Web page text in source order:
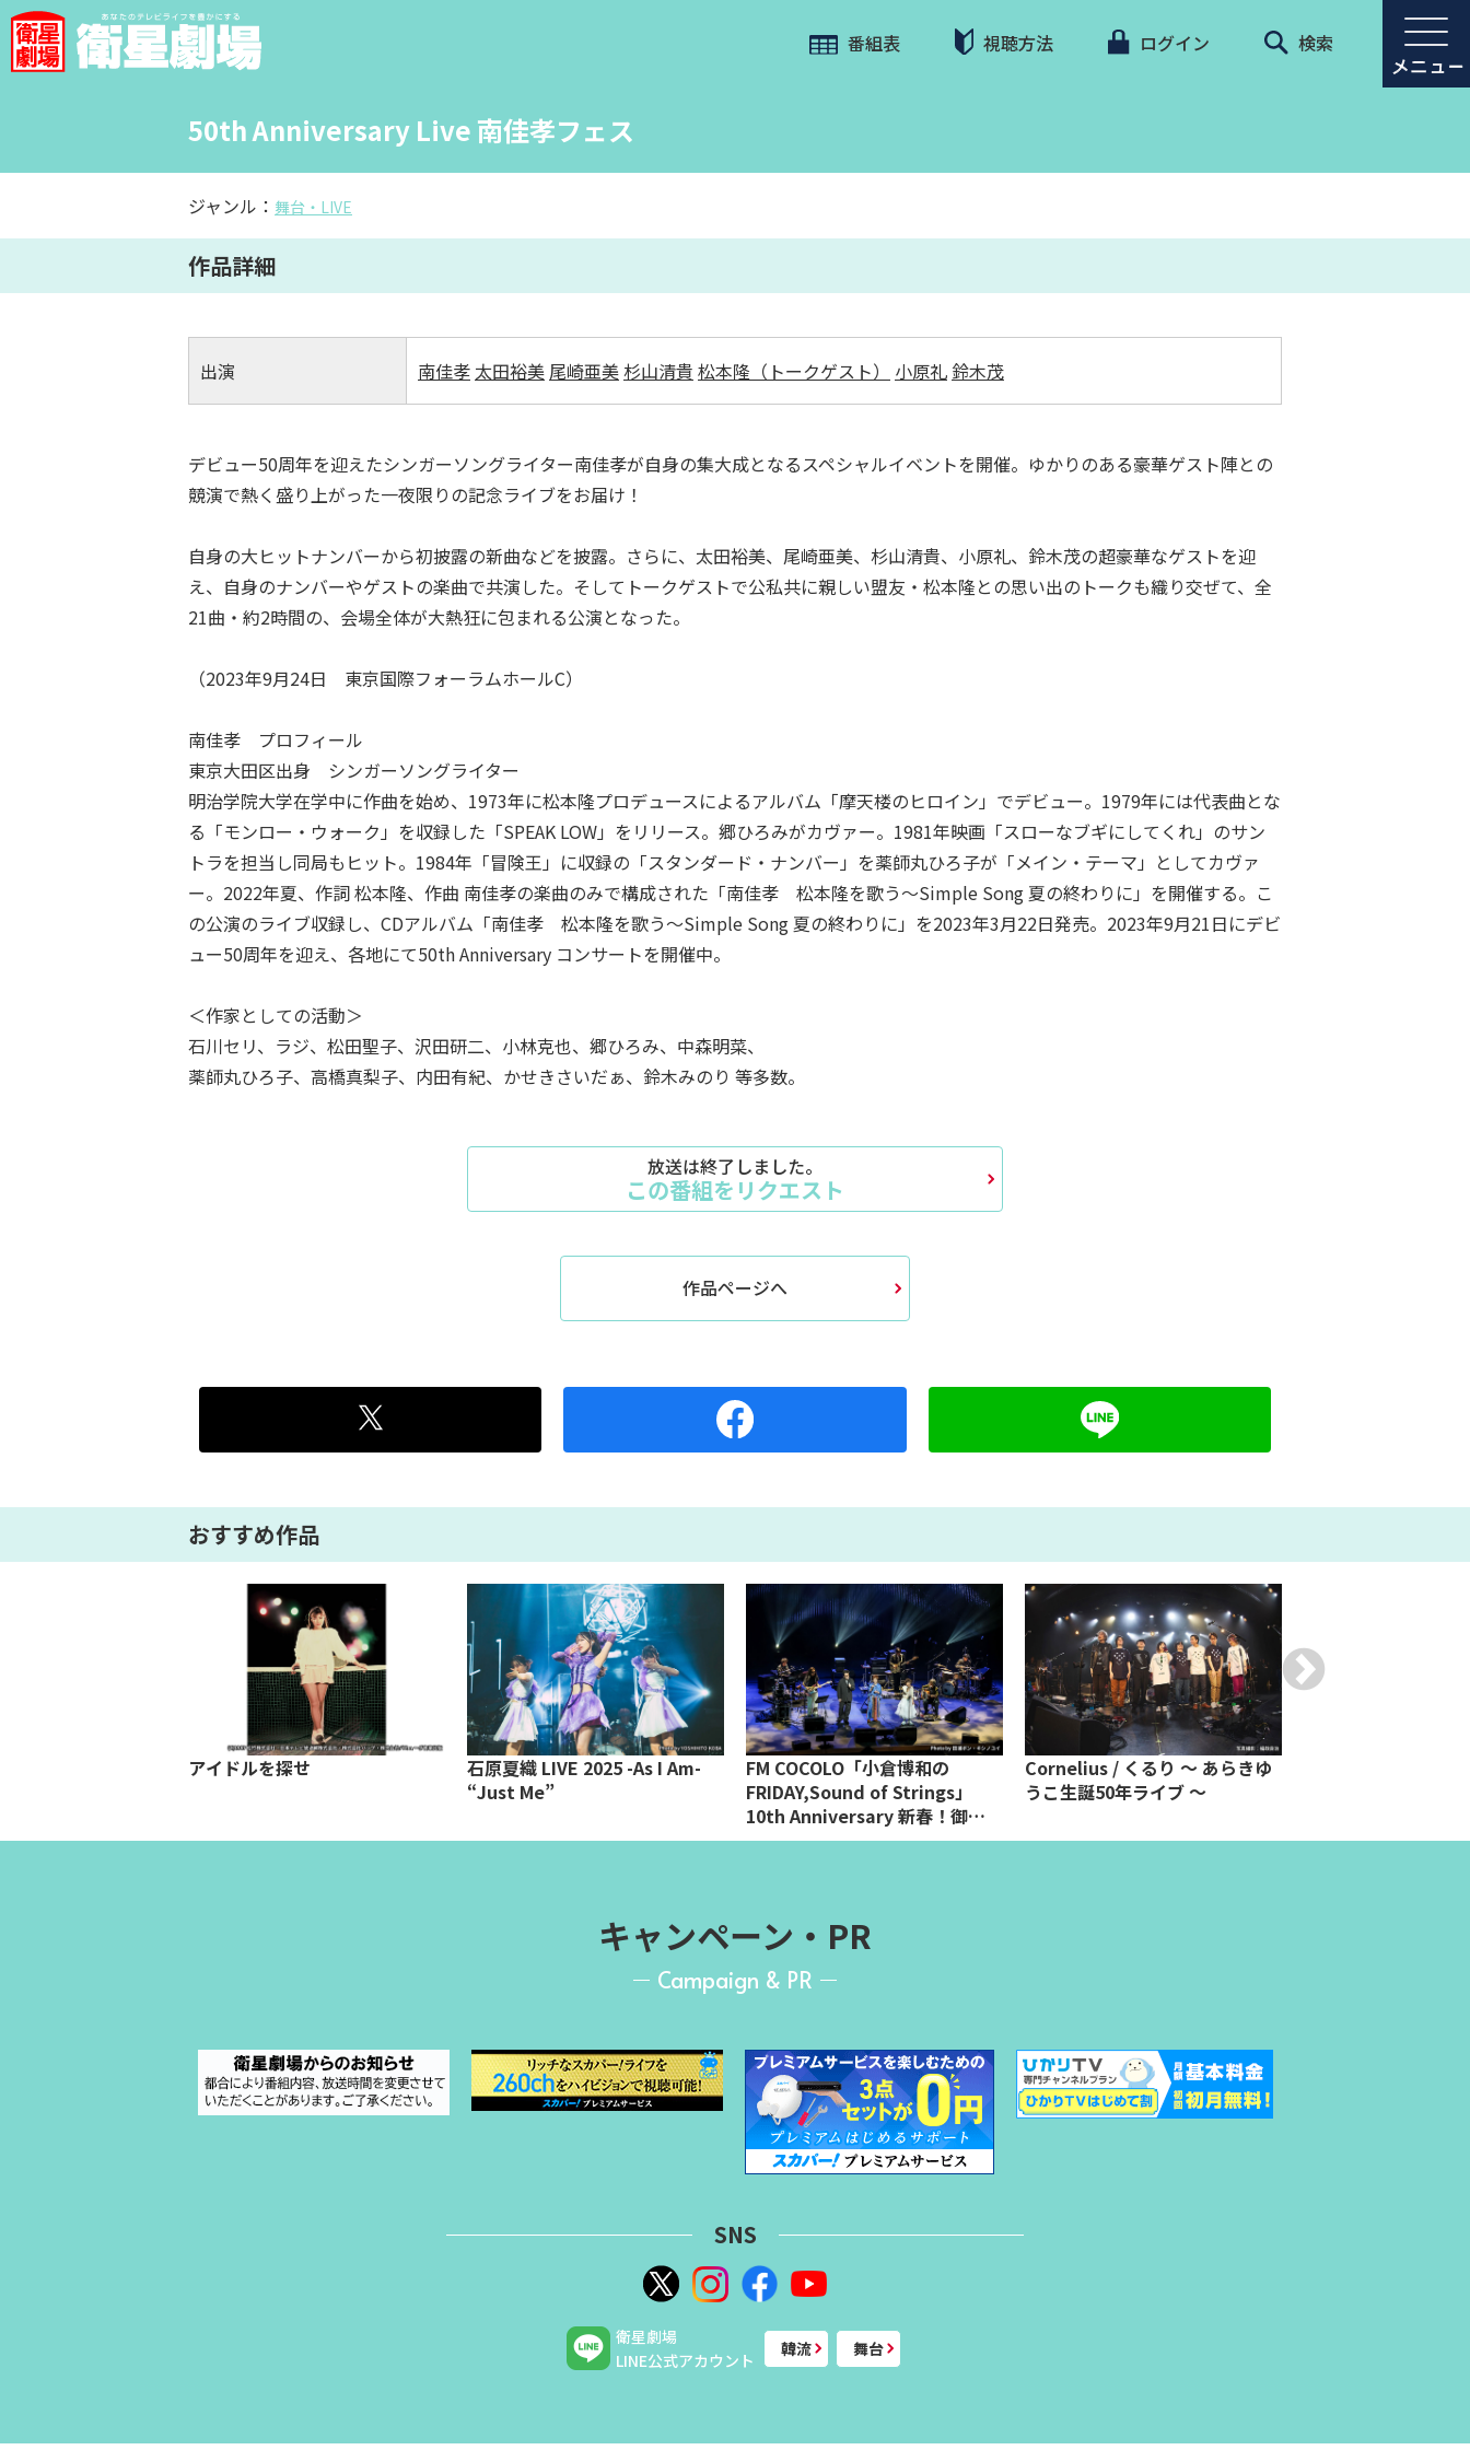
番組表 視聴方法 ログイン 検索
50th Anniversary Live 南佳孝フェス
ジャンル： 舞台・LIVE
作品詳細
出演 南佳孝 太田裕美 尾崎亜美杉山清貴 松本隆（トークゲスト） 小原礼 鈴木茂
デビュー50周年を迎えたシンガーソングライター南佳孝が自身の集大成となるスペシャルイベントを開催。ゆかりのある豪華ゲスト陣との
競演で熱く盛り上がった一夜限りの記念ライブをお届け！
自身の大ヒットナンバーから初披露の新曲などを披露。さらに、太田裕美、尾崎亜美、杉山清貴、小原礼、鈴木茂の超豪華なゲストを迎
え、自身のナンバーやゲストの楽曲で共演した。そしてトークゲストで公私共に親しい盟友・松本隆との思い出のトークも織り交ぜて、全
21曲・約2時間の、会場全体が大熱狂に包まれる公演となった。
（2023年9月24日 東京国際フォーラムホールC）
南佳孝 プロフィール
東京大田区出身 シンガーソングライター
明治学院大学在学中に作曲を始め、1973年に松本隆プロデュースによるアルバム「摩天楼のヒロイン」でデビュー。1979年には代表曲とな
る「モンロー・ウォーク」を収録した「SPEAK LOW」をリリース。郷ひろみがカヴァー。1981年映画「スローなブギにしてくれ」のサン
トラを担当し同局もヒット。1984年「冒険王」に収録の「スタンダード・ナンバー」を薬師丸ひろ子が「メイン・テーマ」としてカヴァ
ー。2022年夏、作詞 松本隆、作曲 南佳孝の楽曲のみで構成された「南佳孝 松本隆を歌う～Simple Song 夏の終わりに」を開催する。こ
の公演のライブ収録し、CDアルバム「南佳孝 松本隆を歌う～Simple Song 夏の終わりに」を2023年3月22日発売。2023年9月21日にデビ
ュー50周年を迎え、各地にて50th Anniversary コンサートを開催中。
＜作家としての活動＞
石川セリ、ラジ、松田聖子、沢田研二、小林克也、郷ひろみ、中森明菜、
薬師丸ひろ子、高橋真梨子、内田有紀、かせきさいだぁ、鈴木みのり 等多数。
放送は終了しました。
この番組をリクエスト
作品ページへ
おすすめ作品
アイドルを探せ
石原夏織 LIVE 2025 -As I Am-
“Just Me”
FM COCOLO「小倉博和の
FRIDAY,Sound of Strings」
10th Anniversary 新春！御
COCOLO尽くし
Cornelius / くるり ～ あらきゆ
うこ生誕50年ライブ ～
キャンペーン・PR
Campaign & PR
SNS
衛星劇場
LINE公式アカウント
韓流 舞台